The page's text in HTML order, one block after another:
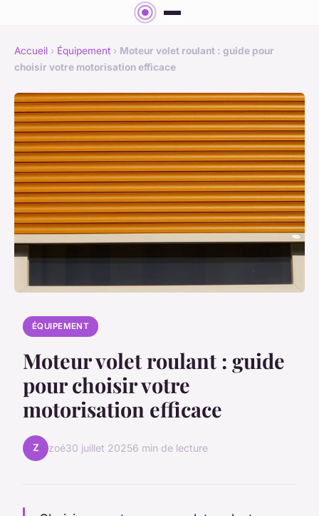
Accueil › Équipement › Moteur volet roulant : guide pour
choisir votre motorisation efficace
ÉQUIPEMENT
Moteur volet roulant : guide
pour choisir votre
motorisation efficace
Z zoé30 juillet 20256 min de lecture